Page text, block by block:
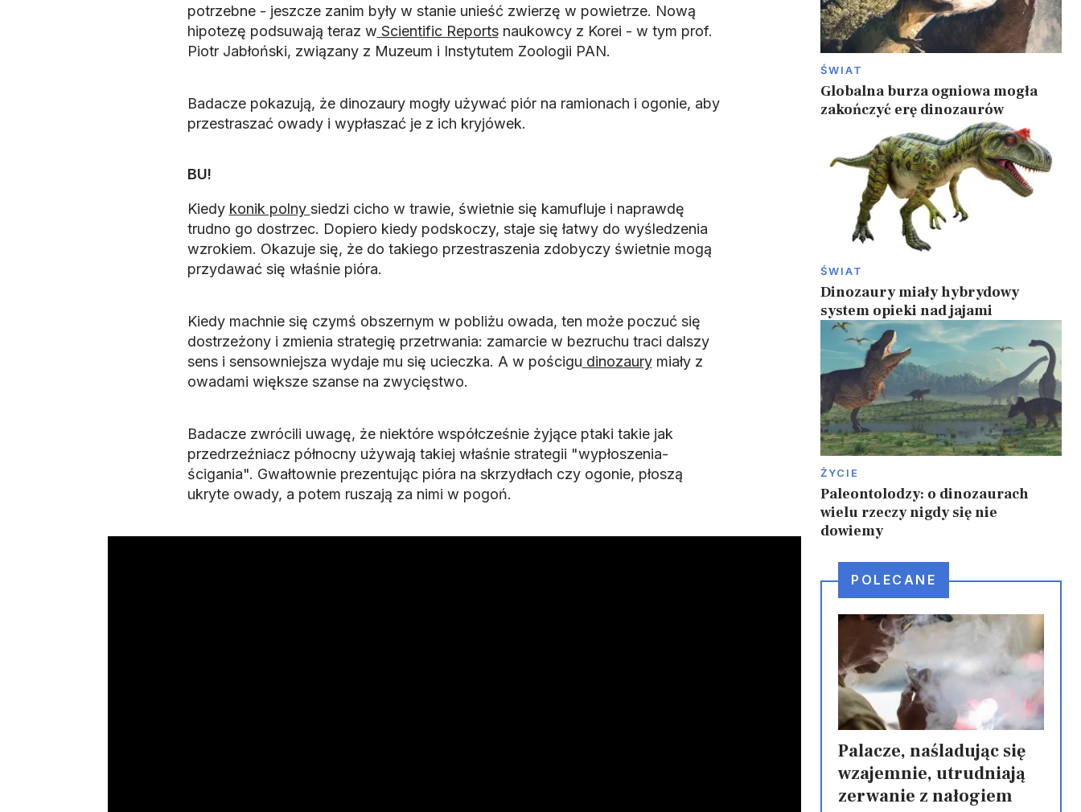
potrzebne - jeszcze zanim były w stanie unieść zwierzę w powietrze. Nową
hipotezę podsuwają teraz w Scientific Reportsnaukowcy z Korei - w tym prof.
Piotr Jabłoński, związany z Muzeum i Instytutem Zoologii PAN.
Badacze pokazują, że dinozaury mogły używać piór na ramionach i ogonie, aby
przestraszać owady i wypłaszać je z ich kryjówek.
BU!
Kiedy konik polny siedzi cicho w trawie, świetnie się kamufluje i naprawdę
trudno go dostrzec. Dopiero kiedy podskoczy, staje się łatwy do wyśledzenia
wzrokiem. Okazuje się, że do takiego przestraszenia zdobyczy świetnie mogą
przydawać się właśnie pióra.
Kiedy machnie się czymś obszernym w pobliżu owada, ten może poczuć się
dostrzeżony i zmienia strategię przetrwania: zamarcie w bezruchu traci dalszy
sens i sensowniejsza wydaje mu się ucieczka. A w pościgu dinozaurymiały z
owadami większe szanse na zwycięstwo.
Badacze zwrócili uwagę, że niektóre współcześnie żyjące ptaki takie jak
przedrzeźniacz północny używają takiej właśnie strategii "wypłoszenia-
ścigania". Gwałtownie prezentując pióra na skrzydłach czy ogonie, płoszą
ukryte owady, a potem ruszają za nimi w pogoń.
ŚWIAT
Globalna burza ogniowa mogła
zakończyć erę dinozaurów
ŚWIAT
Dinozaury miały hybrydowy
system opieki nad jajami
ŻYCIE
Paleontolodzy: o dinozaurach
wielu rzeczy nigdy się nie
dowiemy
POLECANE
Palacze, naśladując się
wzajemnie, utrudniają
zerwanie z nałogiem